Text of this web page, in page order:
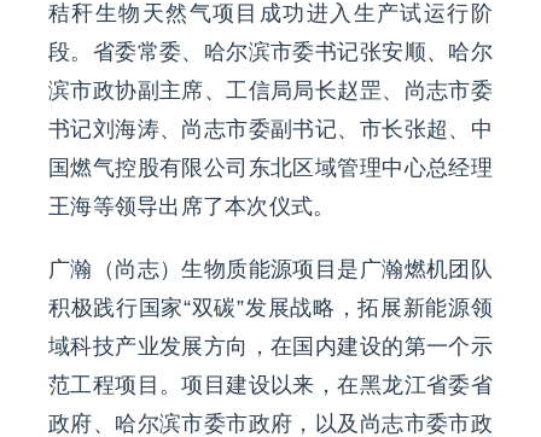
EN
秸秆生物天然气项目成功进入生产试运行阶
段。省委常委、哈尔滨市委书记张安顺、哈尔
滨市政协副主席、工信局局长赵罡、尚志市委
书记刘海涛、尚志市委副书记、市长张超、中
国燃气控股有限公司东北区域管理中心总经理
王海等领导出席了本次仪式。
广瀚（尚志）生物质能源项目是广瀚燃机团队
积极践行国家“双碳”发展战略，拓展新能源领
域科技产业发展方向，在国内建设的第一个示
范工程项目。项目建设以来，在黑龙江省委省
政府、哈尔滨市委市政府，以及尚志市委市政